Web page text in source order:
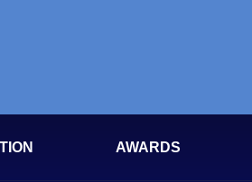
AWARDS